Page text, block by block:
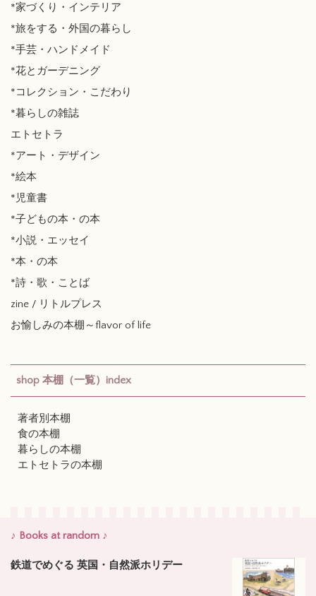
*家づくり・インテリア
*旅をする・外国の暮らし
*手芸・ハンドメイド
*花とガーデニング
*コレクション・こだわり
*暮らしの雑誌
エトセトラ
*アート・デザイン
*絵本
*児童書
*子どもの本・の本
*小説・エッセイ
*本・の本
*詩・歌・ことば
zine / リトルプレス
お愉しみの本棚～flavor of life
shop 本棚（一覧）index
著者別本棚
食の本棚
暮らしの本棚
エトセトラの本棚
♪ Books at random ♪
鉄道でめぐる 英国・自然派ホリデー